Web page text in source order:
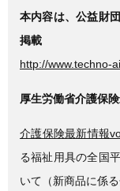
本内容は、公益財
掲載
http://www.techno-
厚生労働省介護保
介護保険最新情報
る福祉用具の全国
いて（新商品に係る